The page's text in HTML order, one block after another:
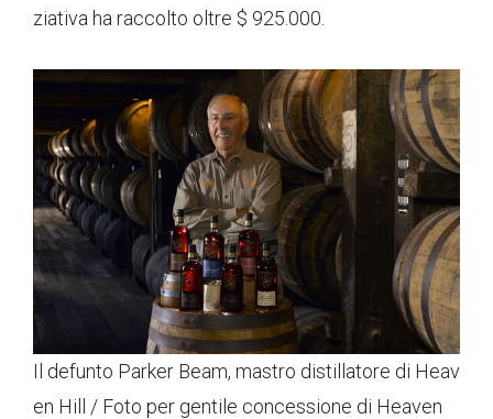
ziativa ha raccolto oltre $ 925.000.
Il defunto Parker Beam, mastro distillatore di Heav
en Hill / Foto per gentile concessione di Heaven